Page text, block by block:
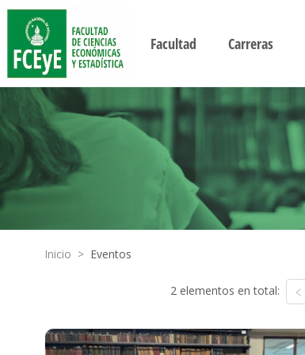
Facultad Carreras
Inicio > Eventos
2 elementos en total: